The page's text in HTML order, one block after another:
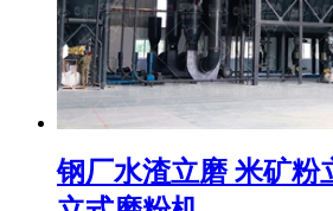
钢厂水渣立磨 米矿粉